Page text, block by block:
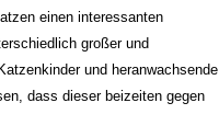
einen interessanten
großer und
und heranwachsende
dass dieser beizeiten gegen